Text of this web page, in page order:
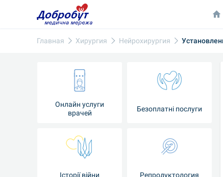
Главная Хирургия Нейрохирургия
Онлайн услуги
врачей
Безоплатні послуги
Iсторії війни Репродуктология